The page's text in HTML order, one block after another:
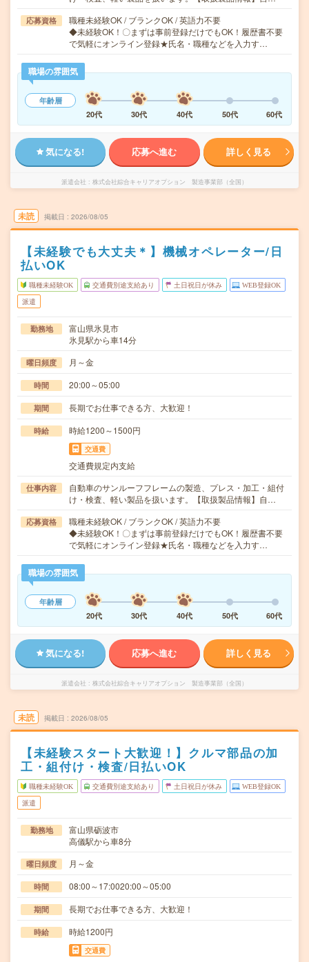
応募資格
職種未経験OK / ブランクOK / 英語力不要
◆未経験OK！〇まずは事前登録だけでもOK！履歴書不要
で気軽にオンライン登録★氏名・職種などを入力す…
職場の雰囲気
年齢層
20代
30代 40代 50代 60代
気になる! 応募へ進む 詳しく見る
派遣会社 株式会社綜合キャリアオプション 製造事業部（全国）
未読 掲載日 2026/08/05
【未経験でも大丈夫＊】機械オペレーター/日
払いOK
職種未経験OK 交通費別途支給あり 土日祝日が休み WEB登録OK
派遣
勤務地
富山県氷見市
氷見駅から車14分
曜日頻度 月～金
時間 20:00～05:00
期間 長期でお仕事できる方、大歓迎！
時給 時給1200～1500円
交通費
交通費規定内支給
仕事内容
自動車のサンルーフフレームの製造、プレス・加工・組付
け・検査、軽い製品を扱います。【取扱製品情報】自…
応募資格
職種未経験OK / ブランクOK / 英語力不要
◆未経験OK！〇まずは事前登録だけでもOK！履歴書不要
で気軽にオンライン登録★氏名・職種などを入力す…
職場の雰囲気
年齢層
20代
30代 40代 50代 60代
気になる! 応募へ進む 詳しく見る
派遣会社 株式会社綜合キャリアオプション 製造事業部（全国）
未読 掲載日 2026/08/05
【未経験スタート大歓迎！】クルマ部品の加
工・組付け・検査/日払いOK
職種未経験OK 交通費別途支給あり 土日祝日が休み WEB登録OK
派遣
勤務地
富山県砺波市
高儀駅から車8分
曜日頻度 月～金
時間 08:00～17:0020:00～05:00
期間 長期でお仕事できる方、大歓迎！
時給 時給1200円
交通費